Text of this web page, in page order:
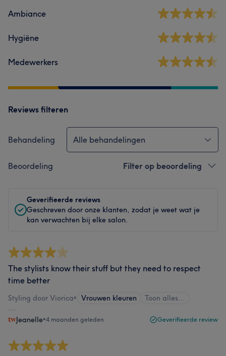
Ambiance
Hygiëne
Medewerkers
Reviews filteren
Behandeling Alle behandelingen
Beoordeling Filter op beoordeling
Geverifieerde reviews
Geschreven door onze klanten, zodat je weet wat je
kan verwachten bij elke salon.
The stylists know their stuff but they need to respect
time better
Styling door Viorica• Vrouwen kleuren Toon alles…
Jeanelle•4 maanden geleden Geverifieerde review